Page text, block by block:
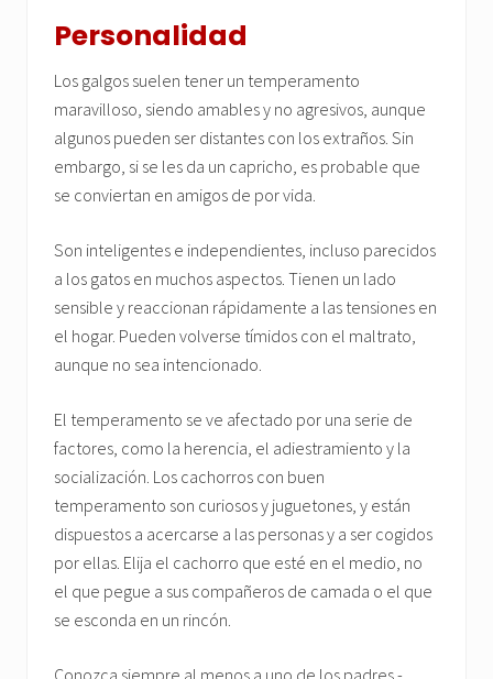
Personalidad
Los galgos suelen tener un temperamento
maravilloso, siendo amables y no agresivos, aunque
algunos pueden ser distantes con los extraños. Sin
embargo, si se les da un capricho, es probable que
se conviertan en amigos de por vida.
Son inteligentes e independientes, incluso parecidos
a los gatos en muchos aspectos. Tienen un lado
sensible y reaccionan rápidamente a las tensiones en
el hogar. Pueden volverse tímidos con el maltrato,
aunque no sea intencionado.
El temperamento se ve afectado por una serie de
factores, como la herencia, el adiestramiento y la
socialización. Los cachorros con buen
temperamento son curiosos y juguetones, y están
dispuestos a acercarse a las personas y a ser cogidos
por ellas. Elija el cachorro que esté en el medio, no
el que pegue a sus compañeros de camada o el que
se esconda en un rincón.
Conozca siempre al menos a uno de los padres -